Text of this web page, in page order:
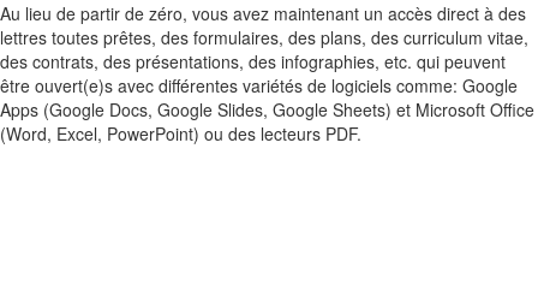
Au lieu de partir de zéro, vous avez maintenant un accès direct à des
lettres toutes prêtes, des formulaires, des plans, des curriculum vitae,
des contrats, des présentations, des infographies, etc. qui peuvent
être ouvert(e)s avec différentes variétés de logiciels comme: Google
Apps (Google Docs, Google Slides, Google Sheets) et Microsoft Office
(Word, Excel, PowerPoint) ou des lecteurs PDF.